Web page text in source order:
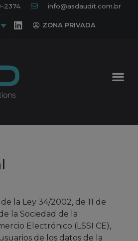
2374 info@asdaudit.com.br
ZONA PRIVADA
la Ley 34/2002, de 11 de
la Sociedad de la
Electrónico (LSSI CE),
de los datos de la